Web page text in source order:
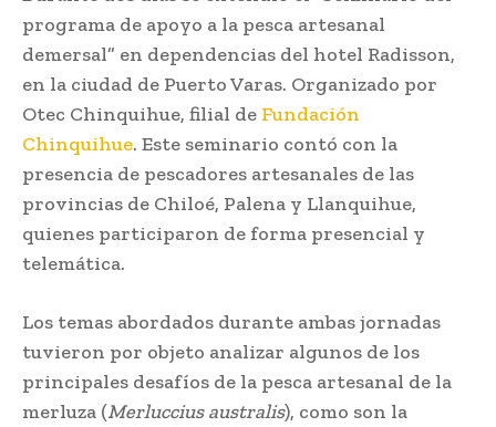
programa de apoyo a la pesca artesanal
demersal” en dependencias del hotel Radisson,
en la ciudad de Puerto Varas. Organizado por
Otec Chinquihue, filial de Fundación
Chinquihue. Este seminario contó con la
presencia de pescadores artesanales de las
provincias de Chiloé, Palena y Llanquihue,
quienes participaron de forma presencial y
telemática.
Los temas abordados durante ambas jornadas
tuvieron por objeto analizar algunos de los
principales desafíos de la pesca artesanal de la
merluza (Merluccius australis), como son la